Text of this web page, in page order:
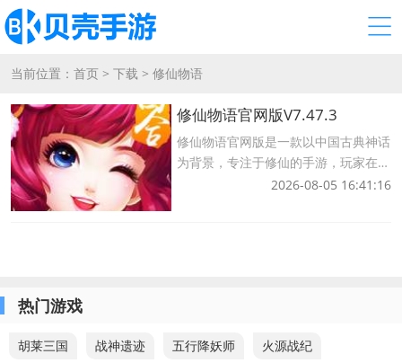
当前位置： 首页> 下载 > 修仙物语
修仙物语官网版V7.47.3
修仙物语官网版是一款以中国古典神话
为背景，专注于修仙的手游，玩家在游
戏中扮演一个软弱的凡人，在一个即将
2026-08-05 16:41:16
热门游戏
胡莱三国 战神遗迹 五行降妖师 火源战纪